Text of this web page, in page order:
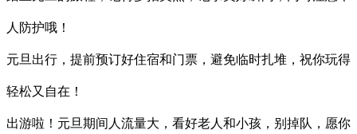
人防护哦！
元旦出行，提前预订好住宿和门票，避免临时扎堆，祝你玩得
轻松又自在！
出游啦！元旦期间人流量大，看好老人和小孩，别掉队，愿你